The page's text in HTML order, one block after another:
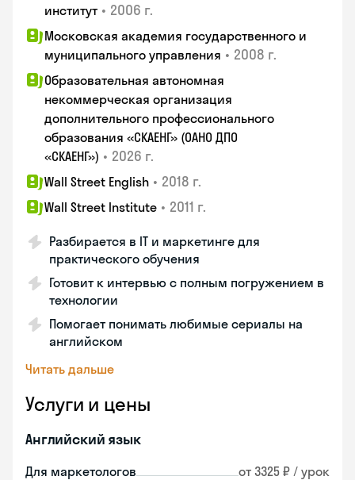
институт • 2006 г.
Московская академия государственного и
муниципального управления • 2008 г.
Образовательная автономная
некоммерческая организация
дополнительного профессионального
образования «СКАЕНГ» (ОАНО ДПО
«СКАЕНГ») • 2026 г.
Wall Street English • 2018 г.
Wall Street Institute • 2011 г.
Разбирается в IT и маркетинге для
практического обучения
Готовит к интервью с полным погружением в
технологии
Помогает понимать любимые сериалы на
английском
Читать дальше
Услуги и цены
Английский язык
Для маркетологов от 3325 ₽ / урок